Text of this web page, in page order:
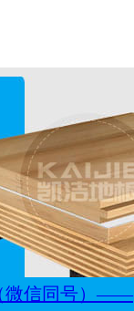
微信同号）——